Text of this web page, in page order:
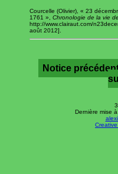
Courcelle (Olivier), « 23
1761 », Chronologie de la vie
http://www.clairaut.com/
août 2012].
Notice
Dernière mise